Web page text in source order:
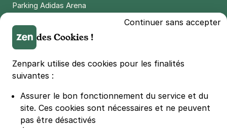
81 rue de Flandre
4,7(182 avis)
Réserver
Lille - Saint-Maurice Pellevoisin -
Parking Adidas Arena
Parking LDLC Arena
Parking Stade Pierre Mauroy
Parking Groupama Stadium
Parking Vélodrome
Parking Bercy
Parking La Défense Arena
Continuer sans accepter
des Cookies !
Zenpark utilise des cookies pour les finalités
suivantes :
Assurer le bon fonctionnement du service et du
site. Ces cookies sont nécessaires et ne peuvent
pas être désactivés